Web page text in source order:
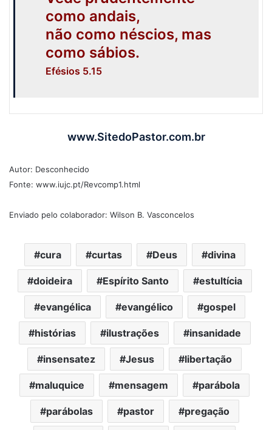
como andais,
não como néscios, mas
como sábios.
Efésios 5.15
www.SitedoPastor.com.br
Autor: Desconhecido
Fonte: www.iujc.pt/Revcomp1.html
Enviado pelo colaborador: Wilson B. Vasconcelos
cura curtas Deus divina
doideira Espírito Santo estultícia
evangélica evangélico gospel
histórias ilustrações insanidade
insensatez Jesus libertação
maluquice mensagem parábola
parábolas pastor pregação